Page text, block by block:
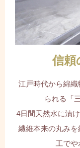
信頼
江戸時代から綿織
られる「
4日間天然水に漬
繊維本来の丸み
工でや